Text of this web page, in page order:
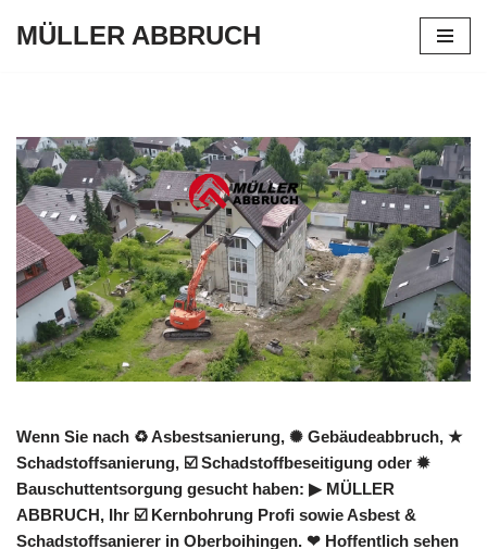
MÜLLER ABBRUCH
Wenn Sie nach ♻ Asbestsanierung, ✺ Gebäudeabbruch, ★
Schadstoffsanierung, ☑️ Schadstoffbeseitigung oder ✹
Bauschuttentsorgung gesucht haben: ▶︎ MÜLLER
ABBRUCH, Ihr ☑️ Kernbohrung Profi sowie Asbest &
Schadstoffsanierer in Oberboihingen. ❤ Hoffentlich sehen